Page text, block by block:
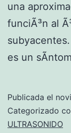
una
funciÃ³n al
es un
Publicada el
Categorizado
ULTRASONIDO